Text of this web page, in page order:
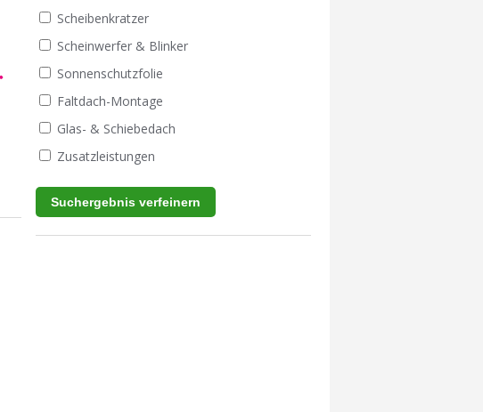
Scheibenkratzer
Scheinwerfer & Blinker
Sonnenschutzfolie
Faltdach-Montage
Glas- & Schiebedach
Zusatzleistungen